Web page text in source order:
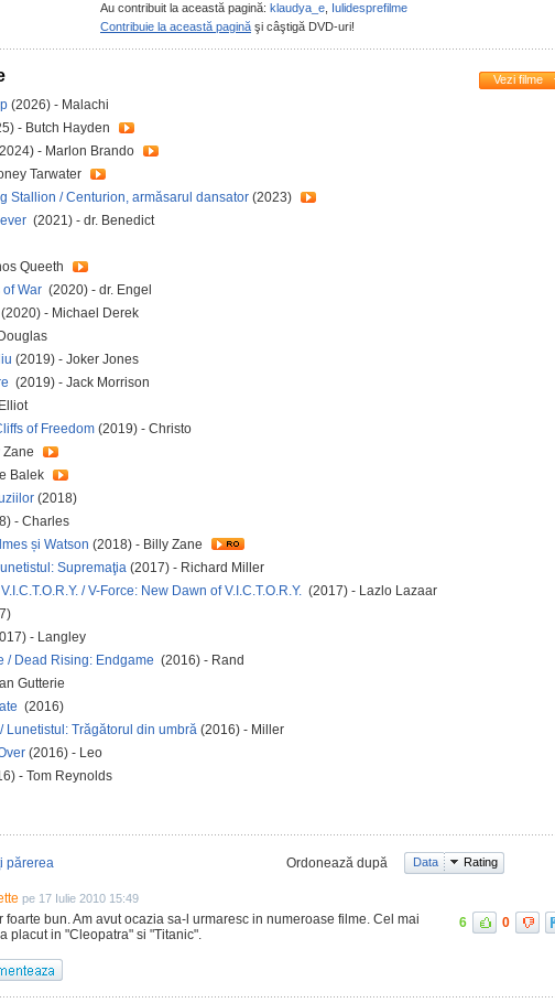
Au contribuit la această pagină: klaudya_e Iulidesprefilme
Contribuie la această pagină şi câştigă DVD-uri!
Vezi filme
(2026) - Malachi
- Butch Hayden
- Marlon Brando
Tarwater
Stallion / Centurion, armăsarul dansator (2023)
(2021) - dr. Benedict
Queeth
of War (2020) - dr. Engel
(2020) - Michael Derek
(2019) - Joker Jones
(2019) - Jack Morrison
of Freedom (2019) - Christo
Balek
(2018)
- Charles
și Watson (2018) - Billy Zane
Supremaţia (2017) - Richard Miller
/ V-Force: New Dawn of V.I.C.T.O.R.Y. (2017) - Lazlo Lazaar
- Langley
/ Dead Rising: Endgame (2016) - Rand
Gutterie
(2016)
Lunetistul: Trăgătorul din umbră (2016) - Miller
(2016) - Leo
- Tom Reynolds
părerea Ordonează după Data Rating
pe 17 Iulie 2010 15:49
foarte bun. Am avut ocazia sa-l urmaresc in numeroase filme. Cel mai
placut in "Cleopatra" si "Titanic".
6 0